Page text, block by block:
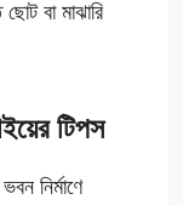
বা মাঝারি
টিপস
নির্মাণে